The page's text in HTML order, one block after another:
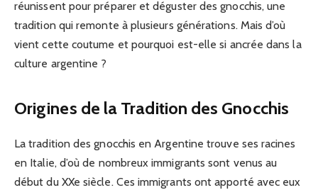
réunissent pour préparer et déguster des gnocchis, une
tradition qui remonte à plusieurs générations. Mais d’où
vient cette coutume et pourquoi est-elle si ancrée dans la
culture argentine ?
Origines de la Tradition des Gnocchis
La tradition des gnocchis en Argentine trouve ses racines
en Italie, d’où de nombreux immigrants sont venus au
début du XXe siècle. Ces immigrants ont apporté avec eux